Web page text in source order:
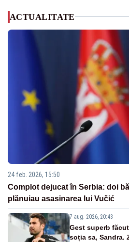
ACTUALITATE
24 feb. 2026, 15:50
Complot dejucat în Serbia: doi
plănuiau asasinarea lui Vučić
7 aug. 2026, 20:43
Gest superb
soția sa, Sandra.